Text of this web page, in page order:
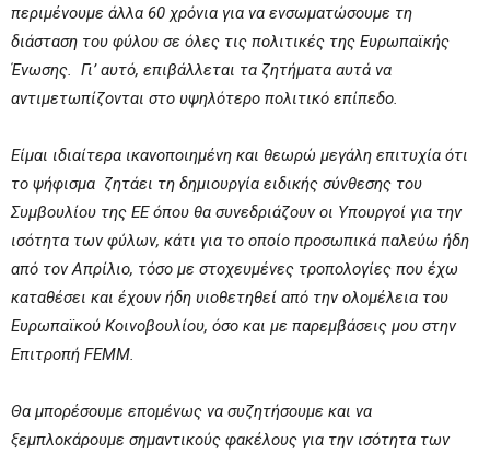
περιμένουμε άλλα 60 χρόνια για να ενσωματώσουμε τη
διάσταση του φύλου σε όλες τις πολιτικές της Ευρωπαϊκής
Ένωσης. Γι’ αυτό, επιβάλλεται τα ζητήματα αυτά να
αντιμετωπίζονται στο υψηλότερο πολιτικό επίπεδο.
Είμαι ιδιαίτερα ικανοποιημένη και θεωρώ μεγάλη επιτυχία ότι
το ψήφισμα ζητάει τη δημιουργία ειδικής σύνθεσης του
Συμβουλίου της ΕΕ όπου θα συνεδριάζουν οι Υπουργοί για την
ισότητα των φύλων, κάτι για το οποίο προσωπικά παλεύω ήδη
από τον Απρίλιο, τόσο με στοχευμένες τροπολογίες που έχω
καταθέσει και έχουν ήδη υιοθετηθεί από την ολομέλεια του
Ευρωπαϊκού Κοινοβουλίου, όσο και με παρεμβάσεις μου στην
Επιτροπή FEMM.
Θα μπορέσουμε επομένως να συζητήσουμε και να
ξεμπλοκάρουμε σημαντικούς φακέλους για την ισότητα των